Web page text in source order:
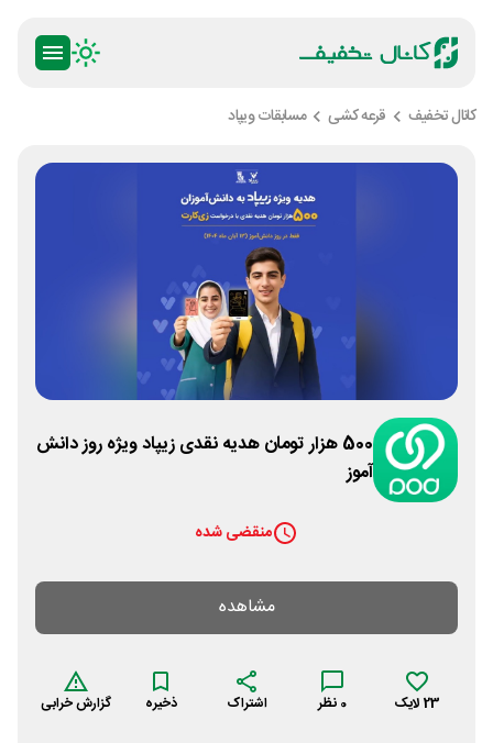
کانال تخفیف قرعه کشی مسابقات ویپاد
500 هزار تومان هدیه نقدی زیپاد ویژه روز دانش
آموز
منقضی شده
مشاهده
23 لایک 0 نظر اشتراک ذخیره گزارش خرابی